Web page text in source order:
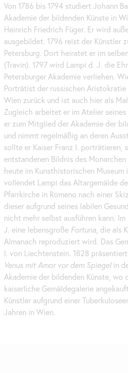
Von 1786 bis 1794 studiert Johann
Akademie der bildenden Künste in
Heinrich Friedrich Füger. Er wird
ausgebildet. 1796 reist der Künstler
Petersburg. Dort heiratet er im
(Travin). 1797 wird Lampi d. J. die
Petersburger Akademie verliehen.
Porträtist der russischen
Wien zurück und ist auch hier als
Zugleich arbeitet er im Atelier seines
er zum Mitglied der Akademie der
und nimmt regelmäßig an deren
sollte er Kaiser Franz I. porträtieren,
entstandenen Bildnis des
heute im Kunsthistorischen Museum
vollendet Lampi das Altargemälde
Pfarrkirche in Romeno nach einer
dieser aufgrund seines labilen
nicht mehr selbst ausführen kann.
J. eine lebensgroße Fortuna , die als
Almanach reproduziert wird. Das
I. von Liechtenstein. 1828
Venus mit Amor vor dem Spiegelin
Akademie der bildenden Künste, wo
kaiserliche Gemäldegalerie
Künstler aufgrund einer
Jahren in Wien.